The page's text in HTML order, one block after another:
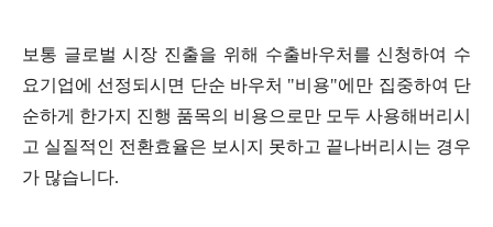
보통 글로벌 시장 진출을 위해 수출바우처를 신청하여 수
요기업에 선정되시면 단순 바우처 "비용"에만 집중하여 단
순하게 한가지 진행 품목의 비용으로만 모두 사용해버리시
고 실질적인 전환효율은 보시지 못하고 끝나버리시는 경우
가 많습니다.